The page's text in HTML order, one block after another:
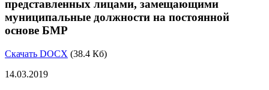
представленных лицами, замещающими
муниципальные должности на постоянной
основе БМР
Скачать DOCX (38.4 Кб)
14.03.2019